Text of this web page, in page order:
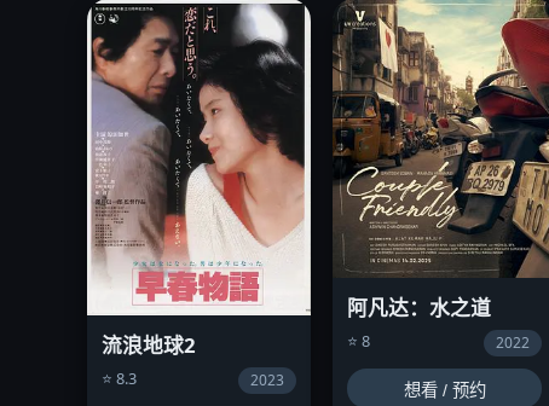
流浪地球2
⭐ 8.3 2023
阿凡达：水之道
⭐ 8 2022
想看 / 预约